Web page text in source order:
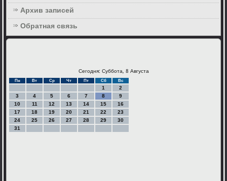
Архив записей
Обратная связь
Сегодня: Суббота, 8 Августа
Пн Вт Ср Чт Пт Сб Вс
1
2
3
4 5 6 7 8
9
10
11 12 13 14 15
16
17
18 19 20 21 22
23
24
25 26 27 28 29
30
31